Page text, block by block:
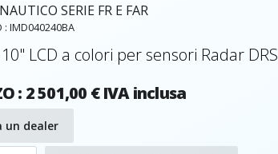
SERIE FR E FAR
: IMD040240BA
LCD a colori per sensori Radar DRS
: 2 501,00 € IVA inclusa
un dealer